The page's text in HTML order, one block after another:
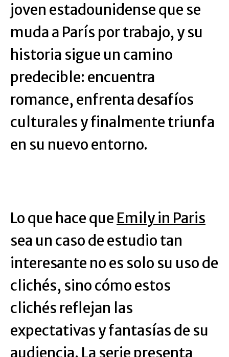
joven estadounidense que se
muda a París por trabajo, y su
historia sigue un camino
predecible: encuentra
romance, enfrenta desafíos
culturales y finalmente triunfa
en su nuevo entorno.
Lo que hace que Emily in Paris
sea un caso de estudio tan
interesante no es solo su uso de
clichés, sino cómo estos
clichés reflejan las
expectativas y fantasías de su
audiencia. La serie presenta